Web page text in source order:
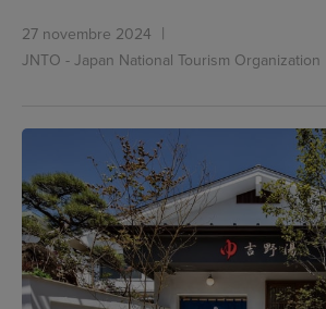
27 novembre 2024
JNTO - Japan National Tourism Organization